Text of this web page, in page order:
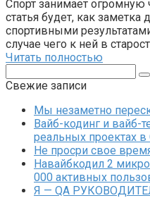
Спорт занимает огромную
статья будет, как
спортивными
случае чего к ней в
Читать полностью
Свежие записи
Мы незаметно
Вайб-кодинг и вайб-
реальных проектах в
Не просри свое
Навайбкодил 2
000 активных
Я — QA